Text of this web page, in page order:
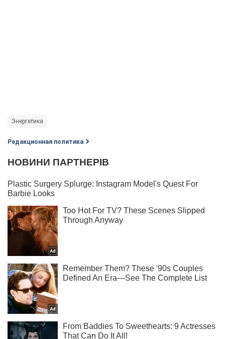
Энергетика
Редакционная политика